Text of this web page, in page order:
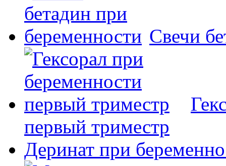
Свечи
первый триместр
Деринат при